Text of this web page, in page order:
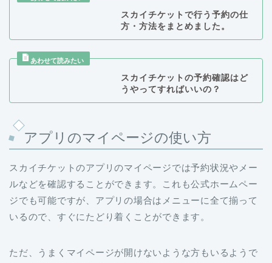
スカイチケットで行う予約の仕
方・方法をまとめました。
スカイチケットの予約確認はど
うやってすればいいの？
アプリのマイページの使い方
スカイチケットのアプリのマイページでは予約状況やメー
ルなどを確認することができます。これも公式ホームペー
ジでも可能ですが、アプリの場合はメニューに全て揃って
いるので、すぐにたどり着くことができます。
ただ、うまくマイページが開けないような方もいるようで